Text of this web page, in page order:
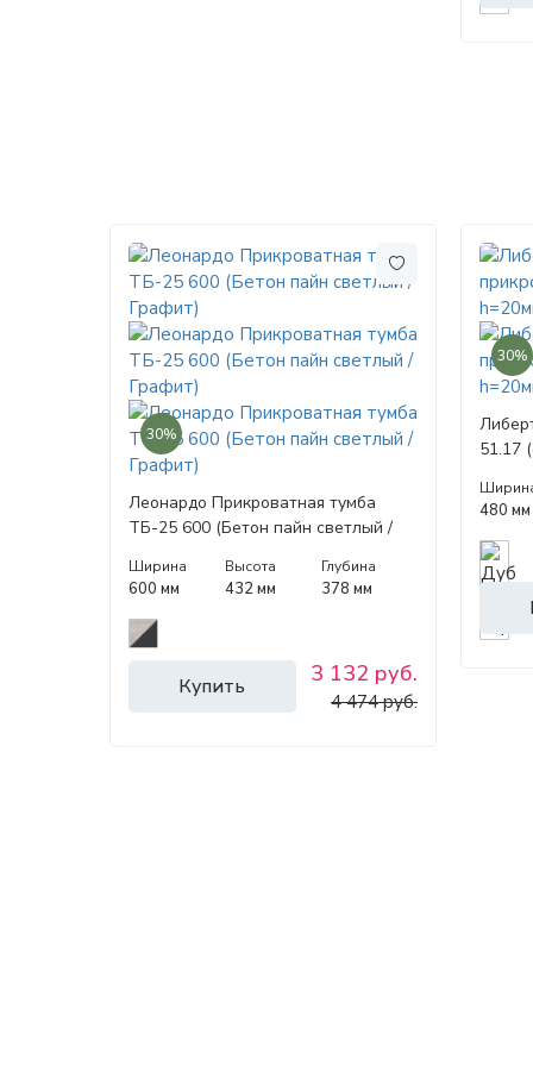
30%
Леонардо Прикроватная тумба
ТБ-25 600 (Бетон пайн светлый /
Ширина
600 мм
Высота
432 мм
Глубина
378 мм
Купить 3 132 руб.
4 474 руб.
30%
51.17
480 мм